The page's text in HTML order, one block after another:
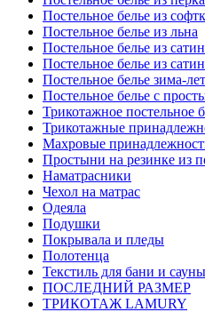
Постельное белье из
Постельное белье из льна
Постельное белье из
Постельное белье из
Постельное белье зима-
Постельное белье с
Трикотажное постельное
Трикотажные
Махровые
Простыни на резинке из
Наматрасники
Чехол на матрас
Одеяла
Подушки
Покрывала и пледы
Полотенца
Текстиль для бани и сауны
ПОСЛЕДНИЙ РАЗМЕР
ТРИКОТАЖ LAMURY